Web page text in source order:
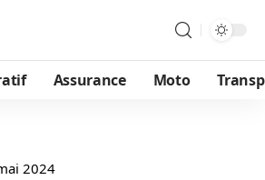
Assurance Moto
2024